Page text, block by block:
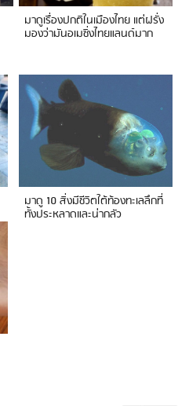
มาดูเรื่องปกติในเมืองไทย แต่ฝรั่ง
มองว่ามันอเมซิ่งไทยแลนด์มาก
มาดู 10 สิ่งมีชีวิตใต้ท้องทะเลลึกที่
ทั้งประหลาดและน่ากลัว